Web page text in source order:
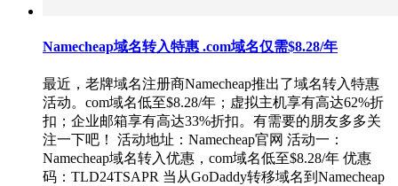
Namecheap域名转入特惠 .com域名仅需$8.28/年
最近，老牌域名注册商Namecheap推出了域名转入特惠
活动。com域名低至$8.28/年；虚拟主机享有高达62%折
扣；企业邮箱享有高达33%折扣。有需要的朋友多多关
注一下吧！ 活动地址：Namecheap官网 活动一：
Namecheap域名转入优惠，com域名低至$8.28/年 优惠
码：TLD24TSAPR 当从GoDaddy转移域名到Namecheap